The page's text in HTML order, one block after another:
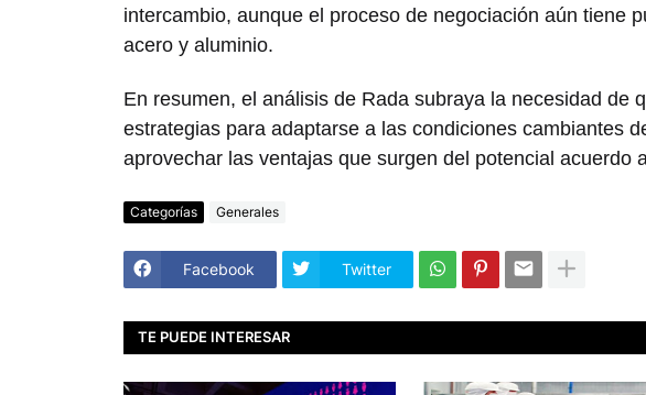
intercambio, aunque el proceso de negociación aún tiene
acero y aluminio.
En resumen, el análisis de Rada subraya la necesidad de
estrategias para adaptarse a las condiciones cambiantes
aprovechar las ventajas que surgen del potencial acuerdo
Categorías Generales
Facebook Twitter
TE PUEDE INTERESAR